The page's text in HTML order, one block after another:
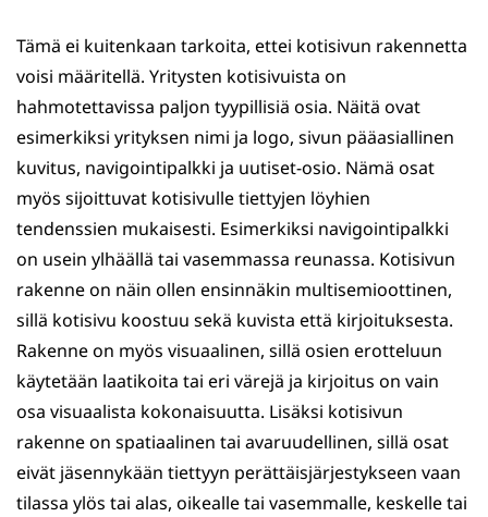
Tämä ei kuitenkaan tarkoita, ettei kotisivun rakennetta
voisi määritellä. Yritysten kotisivuista on
hahmotettavissa paljon tyypillisiä osia. Näitä ovat
esimerkiksi yrityksen nimi ja logo, sivun pääasiallinen
kuvitus, navigointipalkki ja uutiset-osio. Nämä osat
myös sijoittuvat kotisivulle tiettyjen löyhien
tendenssien mukaisesti. Esimerkiksi navigointipalkki
on usein ylhäällä tai vasemmassa reunassa. Kotisivun
rakenne on näin ollen ensinnäkin multisemioottinen,
sillä kotisivu koostuu sekä kuvista että kirjoituksesta.
Rakenne on myös visuaalinen, sillä osien erotteluun
käytetään laatikoita tai eri värejä ja kirjoitus on vain
osa visuaalista kokonaisuutta. Lisäksi kotisivun
rakenne on spatiaalinen tai avaruudellinen, sillä osat
eivät jäsennykään tiettyyn perättäisjärjestykseen vaan
tilassa ylös tai alas, oikealle tai vasemmalle, keskelle tai